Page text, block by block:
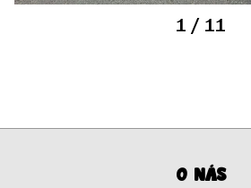
1 / 11
O nás